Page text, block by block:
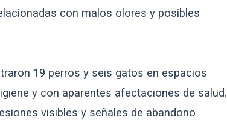
con malos olores y posibles
19 perros y seis gatos en espacios
y con aparentes afectaciones de salud.
visibles y señales de abandono